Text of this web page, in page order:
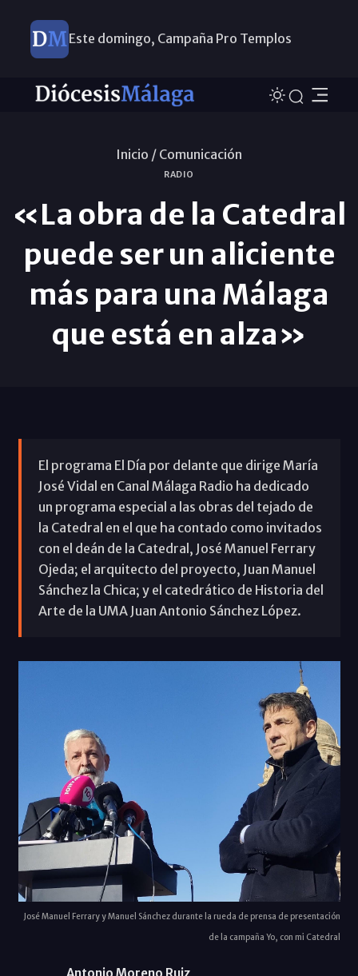
Este domingo, Campaña Pro Templos
Inicio / Comunicación
RADIO
«La obra de la Catedral
puede ser un aliciente
más para una Málaga
que está en alza»
El programa El Día por delante que dirige María
José Vidal en Canal Málaga Radio ha dedicado
un programa especial a las obras del tejado de
la Catedral en el que ha contado como invitados
con el deán de la Catedral, José Manuel Ferrary
Ojeda; el arquitecto del proyecto, Juan Manuel
Sánchez la Chica; y el catedrático de Historia del
Arte de la UMA Juan Antonio Sánchez López.
José Manuel Ferrary y Manuel Sánchez durante la rueda de prensa de presentación
de la campaña Yo, con mi Catedral